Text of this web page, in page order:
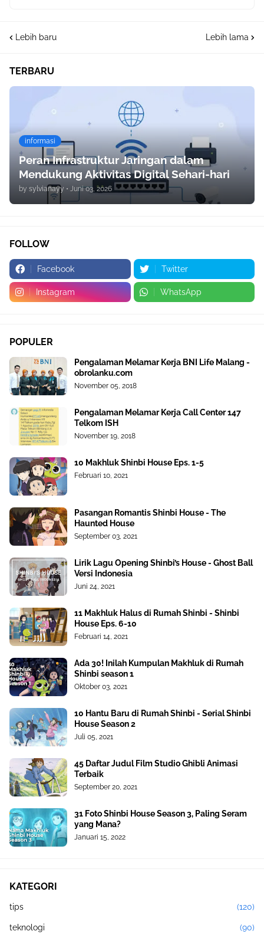
Lebih baru Lebih lama
TERBARU
informasi
Peran Infrastruktur Jaringan dalam
Mendukung Aktivitas Digital Sehari-hari
by sylvianayy • Juni 03, 2026
FOLLOW
Facebook Twitter
Instagram WhatsApp
POPULER
Pengalaman Melamar Kerja BNI Life Malang -
obrolanku.com
November 05, 2018
Pengalaman Melamar Kerja Call Center 147
Telkom ISH
November 19, 2018
10 Makhluk Shinbi House Eps. 1-5
Februari 10, 2021
Pasangan Romantis Shinbi House - The
Haunted House
September 03, 2021
Lirik Lagu Opening Shinbi’s House - Ghost Ball
Versi Indonesia
Juni 24, 2021
11 Makhluk Halus di Rumah Shinbi - Shinbi
House Eps. 6-10
Februari 14, 2021
Ada 30! Inilah Kumpulan Makhluk di Rumah
Shinbi season 1
Oktober 03, 2021
10 Hantu Baru di Rumah Shinbi - Serial Shinbi
House Season 2
Juli 05, 2021
45 Daftar Judul Film Studio Ghibli Animasi
Terbaik
September 20, 2021
31 Foto Shinbi House Season 3, Paling Seram
yang Mana?
Januari 15, 2022
KATEGORI
tips (120)
teknologi (90)